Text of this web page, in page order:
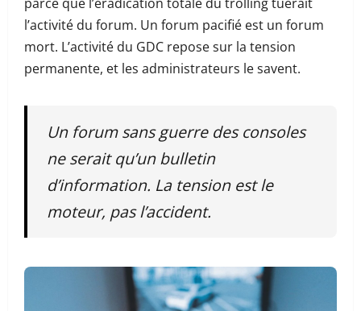
l’activité du forum. Un forum pacifié est un forum
mort. L’activité du GDC repose sur la tension
permanente, et les administrateurs le savent.
Un forum sans guerre des consoles
ne serait qu’un bulletin
d’information. La tension est le
moteur, pas l’accident.